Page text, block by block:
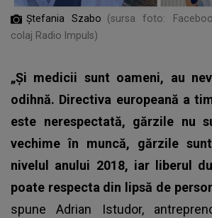
Ștefania Szabo
(sursa foto:
colaj Radio Impuls)
„Și medicii sunt oameni, au
odihnă. Directiva europeană a
este nerespectată, gărzile nu
vechime în muncă, gărzile
nivelul anului 2018, iar liberul
poate respecta din lipsă de
spune Adrian Istudor,